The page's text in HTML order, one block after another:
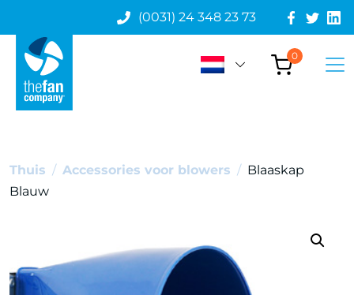
(0031) 24 348 23 73
0
Thuis / Accessories voor blowers /Blaaskap
Blauw